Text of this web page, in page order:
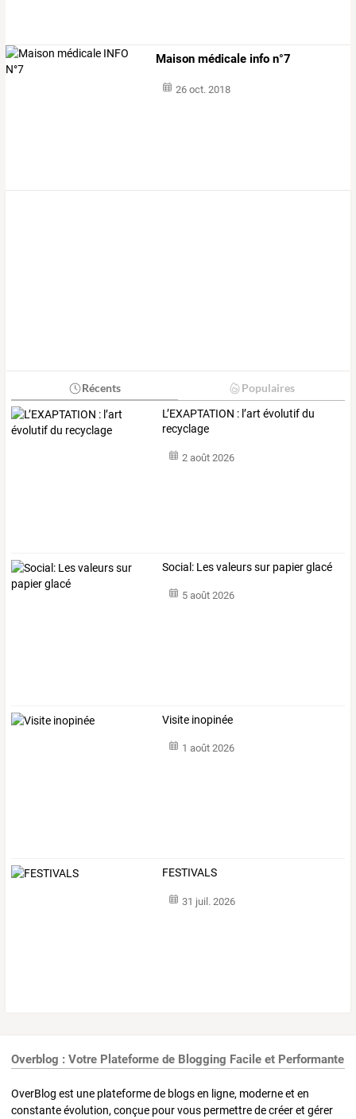
Maison médicale info n°7
26 oct. 2018
Récents Populaires
L’EXAPTATION : l’art évolutif du
recyclage
2 août 2026
Social: Les valeurs sur papier glacé
5 août 2026
Visite inopinée
1 août 2026
FESTIVALS
31 juil. 2026
Overblog : Votre Plateforme de Blogging Facile et Performante
OverBlog est une plateforme de blogs en ligne, moderne et en
constante évolution, conçue pour vous permettre de créer et gérer